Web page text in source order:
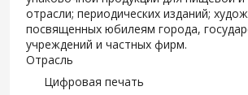
отрасли; периодических изданий;
посвященных юбилеям города,
учреждений и частных фирм.
Отрасль
Цифровая печать